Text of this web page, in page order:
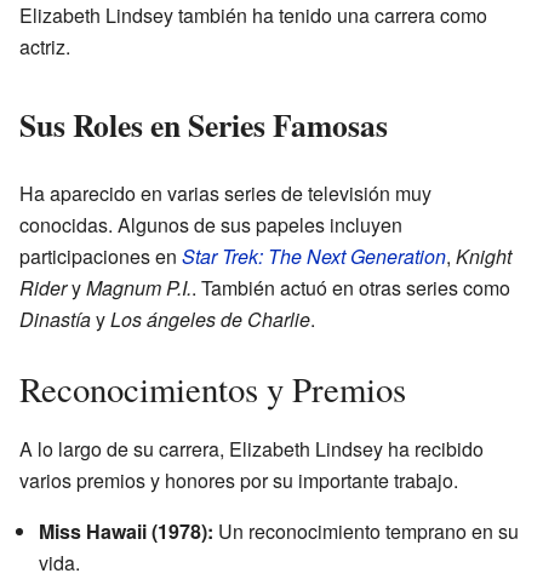
Elizabeth Lindsey también ha tenido una carrera como
actriz.
Sus Roles en Series Famosas
Ha aparecido en varias series de televisión muy
conocidas. Algunos de sus papeles incluyen
participaciones en Star Trek: The Next Generation, Knight
RideryMagnum P.I.. También actuó en otras series como
DinastíayLos ángeles de Charlie.
Reconocimientos y Premios
A lo largo de su carrera, Elizabeth Lindsey ha recibido
varios premios y honores por su importante trabajo.
Miss Hawaii (1978): Un reconocimiento temprano en su
vida.